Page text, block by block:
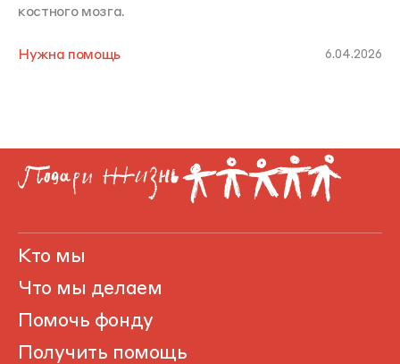
костного мозга.
Нужна помощь 6.04.2026
Кто мы
Что мы делаем
Помочь фонду
Получить помощь